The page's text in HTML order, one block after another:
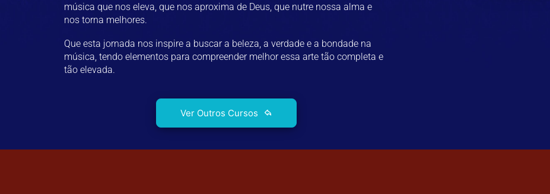
música que nos eleva, que nos aproxima de Deus, que nutre nossa alma e
nos torna melhores.
Que esta jornada nos inspire a buscar a beleza, a verdade e a bondade na
música, tendo elementos para compreender melhor essa arte tão completa e
tão elevada.
Ver Outros Cursos